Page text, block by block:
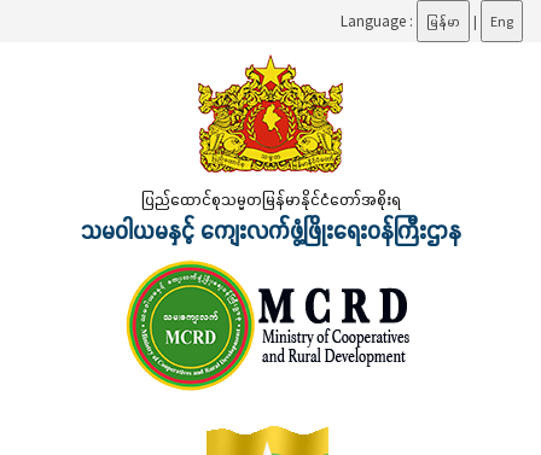
Language : မြန်မာ | Eng
ပြည်ထောင်စုသမ္မတမြန်မာနိုင်ငံတော်အစိုးရ
သမဝါယမနှင့် ကျေးလက်ဖွံ့ဖြိုးရေးဝန်ကြီးဌာန